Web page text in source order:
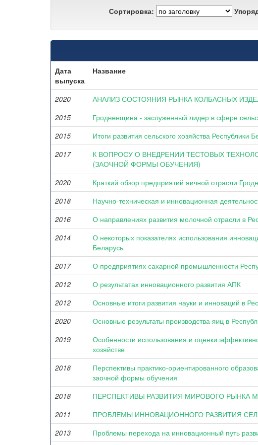
Сортировка:
Дата
выпуска
Название
2020 АНАЛИЗ СОСТОЯНИЯ РЫНКА КОЛБАСНЫХ
2015
Гродненщина - заслуженный лидер в сфере
2015
Итоги развития сельского хозяйства Республики
2017
К ВОПРОСУ О ВНЕДРЕНИИ ТЕСТОВЫХ
(ЗАОЧНОЙ ФОРМЫ ОБУЧЕНИЯ)
2020 Краткий обзор предприятий яичной отрасли
2018
Научно-техническая и инновационная
2016
О направлениях развития молочной отрасли в
2014
О некоторых показателях использования
Беларусь
2017 О предприятиях сахарной промышленности
2012
О результатах инновационного развития АПК
2012
Основные итоги развития науки и инноваций в
2020
Основные результаты производства яиц в
2019
Особенности использования и оценки
хозяйстве
2018
Перспективы практико-ориентированного
заочной формы обучения
2018 ПЕРСПЕКТИВЫ РАЗВИТИЯ МИРОВОГО РЫНКА
2011
ПРОБЛЕМЫ ИННОВАЦИОННОГО РАЗВИТИЯ
2013
Проблемы перехода на инновационный путь